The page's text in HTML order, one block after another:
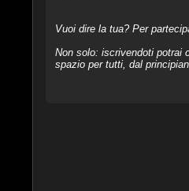
Vuoi dire la tua? Per
Non solo: iscrivendoti potrai
spazio per tutti, dal